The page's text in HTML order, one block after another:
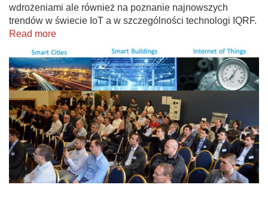
wdrożeniami ale również na poznanie najnowszych
trendów w świecie IoT a w szczególności technologi IQRF.
Read more